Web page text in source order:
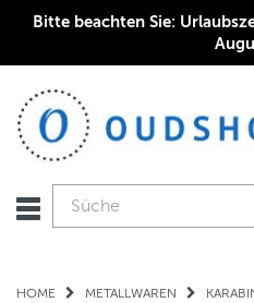
Bitte beachten Sie:
HOME METALLWAREN